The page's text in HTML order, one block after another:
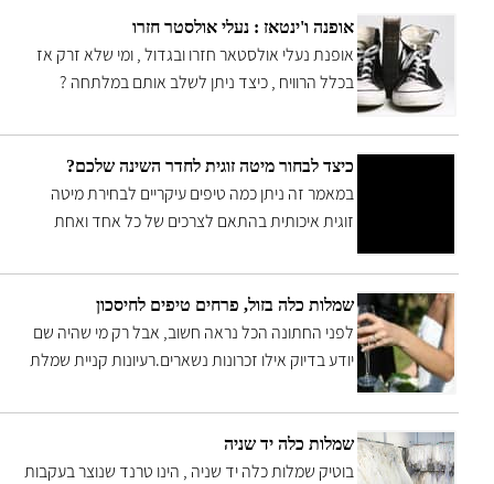
אופנה ו'ינטאז : נעלי אולסטר חזרו
אופנת נעלי אולסטאר חזרו ובגדול , ומי שלא זרק אז
בכלל הרוויח , כיצד ניתן לשלב אותם במלתחה ?
לדעתינו גם הקידס הלבנות בדרך
כיצד לבחור מיטה זוגית לחדר השינה שלכם?
במאמר זה ניתן כמה טיפים עיקריים לבחירת מיטה
זוגית איכותית בהתאם לצרכים של כל אחד ואחת
שמלות כלה בזול, פרחים טיפים לחיסכון
לפני החתונה הכל נראה חשוב, אבל רק מי שהיה שם
יודע בדיוק אילו זכרונות נשארים.רעיונות קניית שמלת
בחינם... שיהיה רק במזל
שמלות כלה יד שניה
בוטיק שמלות כלה יד שניה , הינו טרנד שנוצר בעקבות